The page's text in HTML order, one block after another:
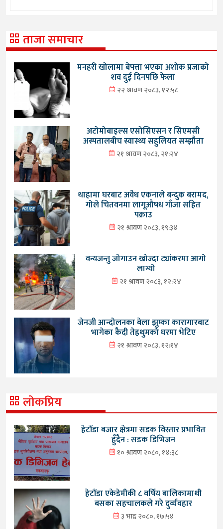
ताजा समाचार
मनहरी खोलामा बेपत्ता भएका अशोक प्रजाको
शव दुई दिनपछि फेला
२२ श्रावण २०८३, १२:५८
अटोमोबाइल्स एसोसिएसन र सिएमसी
अस्पतालबीच स्वास्थ्य सहुलियत सम्झौता
२१ श्रावण २०८३, २१:२४
थाहामा घरबाट अवैध एकनाले बन्दुक बरामद,
गोले चितवनमा लागूऔषध गाँजा सहित
पक्राउ
२१ श्रावण २०८३, १९:३४
वन्यजन्तु जोगाउन खोज्दा ट्यांकरमा आगो
लाग्यो
२१ श्रावण २०८३, १२:२४
जेनजी आन्दोलनका बेला झुम्का कारागारबाट
भागेका कैदी तेह्रथुमको घरमा भेटिए
२१ श्रावण २०८३, १२:१४
लोकप्रिय
हेटौंडा बजार क्षेत्रमा सडक विस्तार प्रभावित
हुँदैन : सडक डिभिजन
१० श्रावण २०८०, १४:३८
हेटौंडा एकेडेमीकी ८ वर्षिय बालिकामाथी
बसका सहचालकले गरे दुर्व्यवहार
३ भाद्र २०८०, १७:५४